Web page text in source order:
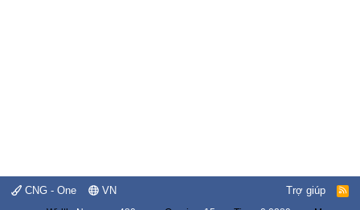
CNG - One VN Trợ giúp
R